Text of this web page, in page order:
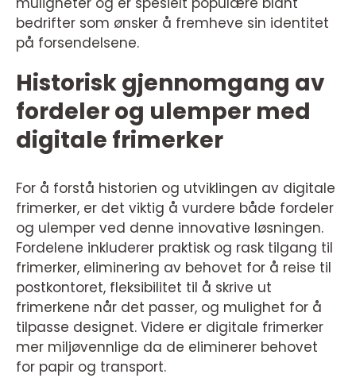
bedrifter som ønsker å fremheve sin identitet
på forsendelsene.
Historisk gjennomgang av
fordeler og ulemper med
digitale frimerker
For å forstå historien og utviklingen av digitale
frimerker, er det viktig å vurdere både fordeler
og ulemper ved denne innovative løsningen.
Fordelene inkluderer praktisk og rask tilgang til
frimerker, eliminering av behovet for å reise til
postkontoret, fleksibilitet til å skrive ut
frimerkene når det passer, og mulighet for å
tilpasse designet. Videre er digitale frimerker
mer miljøvennlige da de eliminerer behovet
for papir og transport.